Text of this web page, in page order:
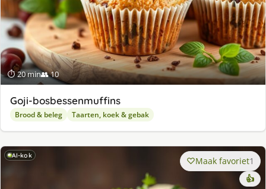
⏱ 20 min👥 10
Goji-bosbessenmuffins
Brood & beleg Taarten, koek & gebak
AI-kok Maak favoriet1
👍